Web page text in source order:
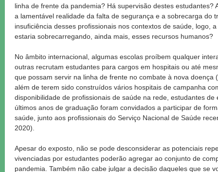
linha de frente da pandemia? Há supervisão destes estudantes?
a lamentável realidade da falta de segurança e a sobrecarga do
insuficiência desses profissionais nos contextos de saúde, logo,
estaria sobrecarregando, ainda mais, esses recursos humanos?
No âmbito internacional, algumas escolas proíbem qualquer
outras recrutam estudantes para cargos em hospitais ou até
que possam servir na linha de frente no combate à nova doença
além de terem sido construídos vários hospitais de campanha
disponibilidade de profissionais de saúde na rede, estudantes
últimos anos de graduação foram convidados a participar de
saúde, junto aos profissionais do Serviço Nacional de Saúde
2020).
Apesar do exposto, não se pode desconsiderar as potenciais
vivenciadas por estudantes poderão agregar ao conjunto de
pandemia. Também não cabe julgar a decisão daqueles que se